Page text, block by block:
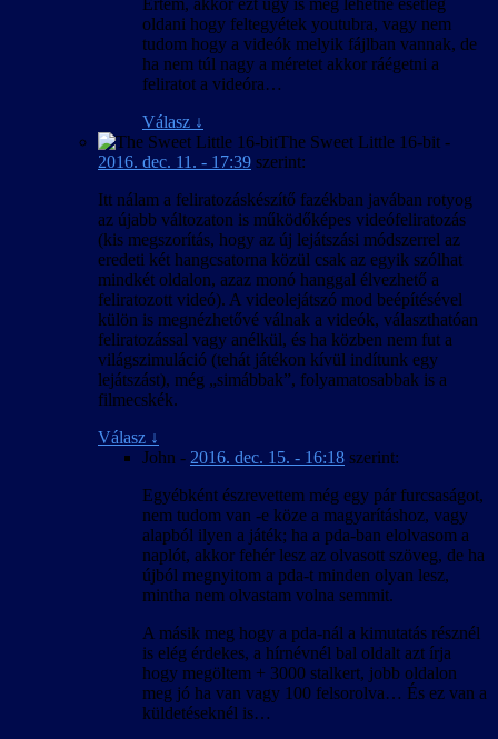
Értem, akkor ezt úgy is meg lehetne esetleg
oldani hogy feltegyétek youtubra, vagy nem
tudom hogy a videók melyik fájlban vannak, de
ha nem túl nagy a méretet akkor ráégetni a
feliratot a videóra…
Válasz ↓
The Sweet Little 16-bit -
2016. dec. 11. - 17:39 szerint:
Itt nálam a feliratozáskészítő fazékban javában rotyog
az újabb változaton is működőképes videófeliratozás
(kis megszorítás, hogy az új lejátszási módszerrel az
eredeti két hangcsatorna közül csak az egyik szólhat
mindkét oldalon, azaz monó hanggal élvezhető a
feliratozott videó). A videolejátszó mod beépítésével
külön is megnézhetővé válnak a videók, választhatóan
feliratozással vagy anélkül, és ha közben nem fut a
világszimuláció (tehát játékon kívül indítunk egy
lejátszást), még „simábbak”, folyamatosabbak is a
filmecskék.
Válasz ↓
John - 2016. dec. 15. - 16:18 szerint:
Egyébként észrevettem még egy pár furcsaságot,
nem tudom van -e köze a magyarításhoz, vagy
alapból ilyen a játék; ha a pda-ban elolvasom a
naplót, akkor fehér lesz az olvasott szöveg, de ha
újból megnyitom a pda-t minden olyan lesz,
mintha nem olvastam volna semmit.
A másik meg hogy a pda-nál a kimutatás résznél
is elég érdekes, a hírnévnél bal oldalt azt írja
hogy megöltem + 3000 stalkert, jobb oldalon
meg jó ha van vagy 100 felsorolva… És ez van a
küldetéseknél is…